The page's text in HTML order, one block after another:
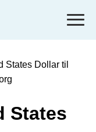
States Dollar til
States